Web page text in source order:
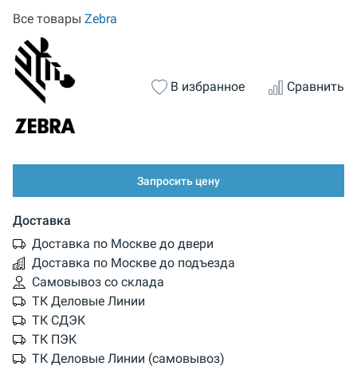
Все товары Zebra
В избранное Сравнить
Запросить цену
Доставка
Доставка по Москве до двери
Доставка по Москве до подъезда
Самовывоз со склада
ТК Деловые Линии
ТК СДЭК
ТК ПЭК
ТК Деловые Линии (самовывоз)